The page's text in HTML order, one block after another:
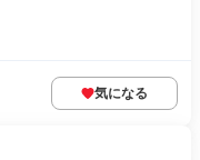
気になる